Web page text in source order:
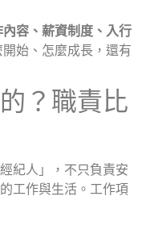
容、薪資制度、入行
始、怎麼成長，還有
？職責比
紀人」，不只負責安
工作與生活。工作項